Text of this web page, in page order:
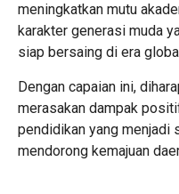
meningkatkan mutu
karakter generasi muda
siap bersaing di era
Dengan capaian ini,
merasakan dampak
pendidikan yang menjadi
mendorong kemajuan